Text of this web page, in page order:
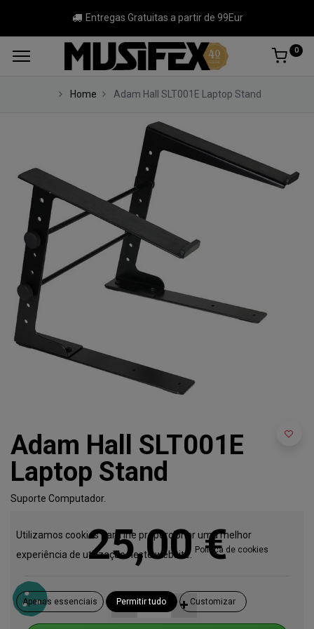
Entregas Gratuitas a partir de 99Eur
0
Home Adam Hall SLT001E Laptop Stand
Adam Hall SLT001E
Laptop Stand
Suporte Computador.
25,00€
Utilizamos cookies para lhe proporcionar uma melhor
experiência de utilização neste website. Política de cookies
Apenas essenciais Permitir tudo Customizar